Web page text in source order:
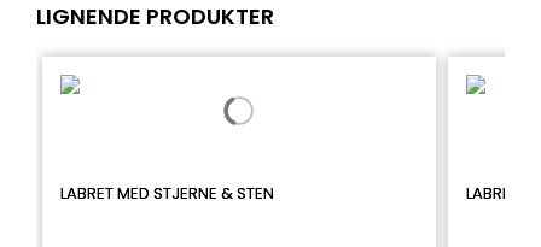
LIGNENDE PRODUKTER
LABRET MED STJERNE & STEN LABRET I